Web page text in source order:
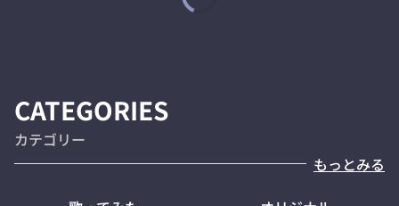
CATEGORIES
カテゴリー
もっとみる